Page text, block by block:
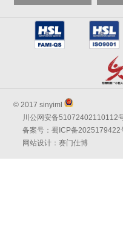
© 2017 sinyiml
川公网安备51072402110112
备案号：蜀ICP备2025179422
网站设计：赛门仕博